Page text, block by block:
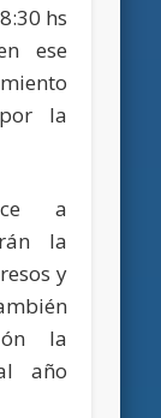
hs
ese
la
a
la
y
la
año